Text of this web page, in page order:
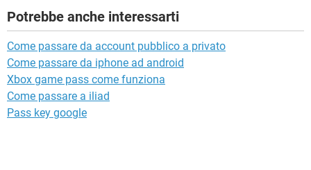
Potrebbe anche interessarti
Come passare da account pubblico a privato
Come passare da iphone ad android
Xbox game pass come funziona
Come passare a iliad
Pass key google